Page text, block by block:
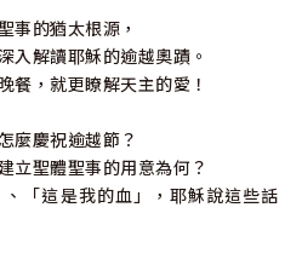
的猶太根源，
解讀耶穌的逾越奧蹟。
，就更瞭解天主的愛！
慶祝逾越節？
聖體聖事的用意為何？
這是我的血」，耶穌說這些話